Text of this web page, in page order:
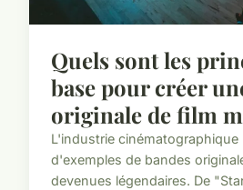
Quels sont les
base pour créer
originale de film
L'industrie cinématographique
d'exemples de bandes
devenues légendaires. De